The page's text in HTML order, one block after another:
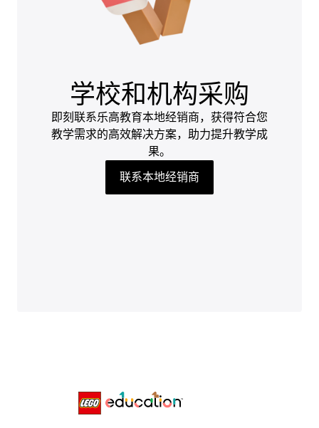
学校和机构采购
即刻联系乐高教育本地经销商，获得符合您
教学需求的高效解决方案，助力提升教学成
果。
联系本地经销商